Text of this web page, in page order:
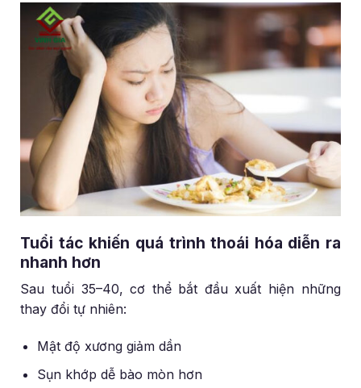
Tuổi tác khiến quá trình thoái hóa diễn ra
nhanh hơn
Sau tuổi 35–40, cơ thể bắt đầu xuất hiện những
thay đổi tự nhiên:
Mật độ xương giảm dần
Sụn khớp dễ bào mòn hơn